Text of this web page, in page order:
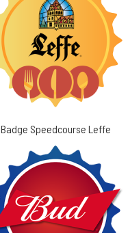
Badge Speedcourse Leffe